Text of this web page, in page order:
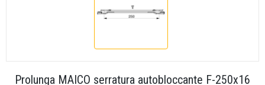
Prolunga MAICO serratura autobloccante F-250x16